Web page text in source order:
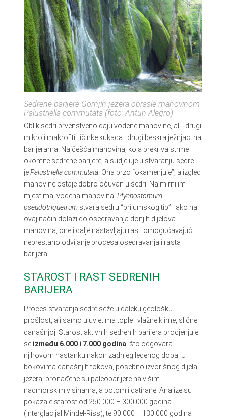
Sedrene barijere Gornjih jezera obrasle mahovinom
Palustriella commutata (foto: Antun Alegro)
Oblik sedri prvenstveno daju vodene mahovine, ali i drugi
mikro i makrofiti, ličinke kukaca i drugi beskralježnjaci na
barijerama. Najčešća mahovina, koja prekriva strme i
okomite sedrene barijere, a sudjeluje u stvaranju sedre
jePalustriella commutata. Ona brzo “okamenjuje”, a izgled
mahovine ostaje dobro očuvan u sedri. Na mirnijim
mjestima, vodena mahovina, Ptychostomum
pseudotriquetrumstvara sedru “brijumskog tip”. Iako na
ovaj način dolazi do osedravanja donjih dijelova
mahovina, one i dalje nastavljaju rasti omogućavajući
neprestano odvijanje procesa osedravanja i rasta
barijera.
STAROST I RAST SEDRENIH
BARIJERA
Proces stvaranja sedre seže u daleku geološku
prošlost, ali samo u uvjetima tople i vlažne klime, slične
današnjoj. Starost aktivnih sedrenih barijera procjenjuje
se između 6.000 i 7.000 godina , što odgovara
njihovom nastanku nakon zadnjeg ledenog doba. U
bokovima današnjih tokova, posebno izvorišnog dijela
jezera, pronađene su paleobarijere na višim
nadmorskim visinama, a potom i datirane. Analize su
pokazale starost od 250.000 – 300.000 godina
(interglacijal Mindel-Riss), te 90.000 – 130.000 godina